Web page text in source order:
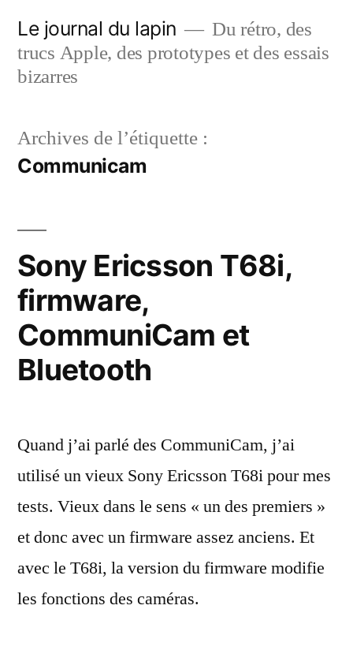
contenu
Le journal du lapin
Du rétro, des
trucs Apple, des prototypes et des essais
bizarres
Archives de l’étiquette :
Communicam
Sony Ericsson T68i,
firmware,
CommuniCam et
Bluetooth
Quand j’ai parlé des CommuniCam, j’ai
utilisé un vieux Sony Ericsson T68i pour mes
tests. Vieux dans le sens « un des premiers »
et donc avec un firmware assez anciens. Et
avec le T68i, la version du firmware modifie
les fonctions des caméras.